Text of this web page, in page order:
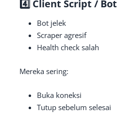
4️⃣ Client Script / Bot
Bot jelek
Scraper agresif
Health check salah
Mereka sering:
Buka koneksi
Tutup sebelum selesai